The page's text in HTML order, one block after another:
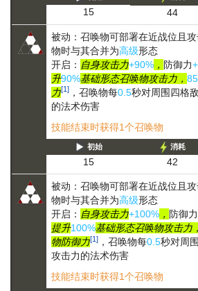
15 44
被动：召唤物可部署在近战位且
物时与其合并为高级形态
开启： 自身攻击力+90% ， 防御力
升90%基础形态召唤物攻击力，
力[1] ，召唤物每0.5秒对周围四格
的法术伤害
技能结束时获得1个召唤物
初始
15
消耗
42
被动：召唤物可部署在近战位且
物时与其合并为高级形态
开启： 自身攻击力+100% ， 防御力
提升100%基础形态召唤物攻击力，
物防御力[1] ，召唤物每0.5秒对周
攻击力的法术伤害
技能结束时获得1个召唤物